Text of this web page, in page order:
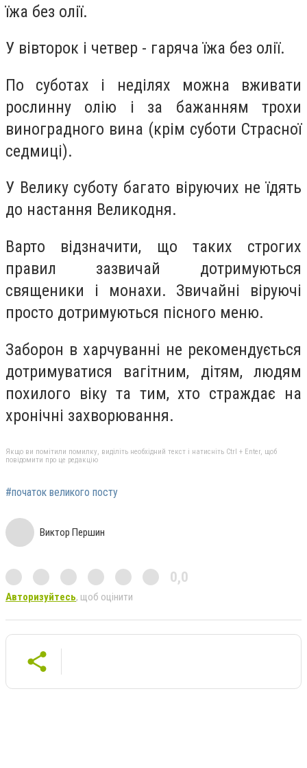
їжа без олії.
У вівторок і четвер - гаряча їжа без олії.
По суботах і неділях можна вживати
рослинну олію і за бажанням трохи
виноградного вина (крім суботи Страсної
седмиці).
У Велику суботу багато віруючих не їдять
до настання Великодня.
Варто відзначити, що таких строгих
правил зазвичай дотримуються
священики і монахи. Звичайні віруючі
просто дотримуються пісного меню.
Заборон в харчуванні не рекомендується
дотримуватися вагітним, дітям, людям
похилого віку та тим, хто страждає на
хронічні захворювання.
Якщо ви помітили помилку, виділіть необхідний текст і натисніть Ctrl + Enter, щоб
повідомити про це редакцію
#початок великого посту
Виктор Першин
0,0
Авторизуйтесь, щоб оцінити